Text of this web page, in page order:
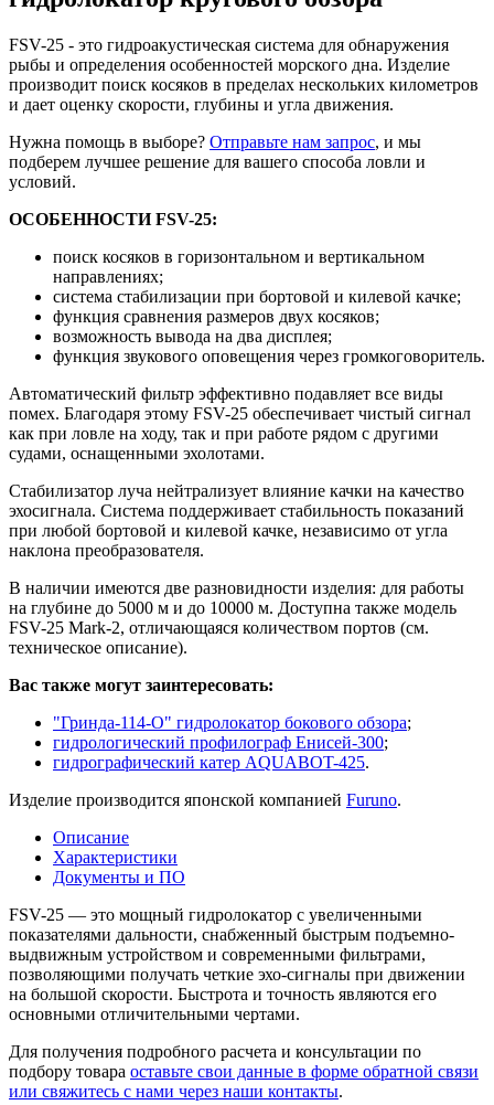
FSV-25 - это гидроакустическая система для обнаружения
рыбы и определения особенностей морского дна. Изделие
производит поиск косяков в пределах нескольких километров
и дает оценку скорости, глубины и угла движения.
Нужна помощь в выборе? Отправьте нам запрос, и мы
подберем лучшее решение для вашего способа ловли и
условий.
ОСОБЕННОСТИ FSV-25:
поиск косяков в горизонтальном и вертикальном
направлениях;
система стабилизации при бортовой и килевой качке;
функция сравнения размеров двух косяков;
возможность вывода на два дисплея;
функция звукового оповещения через громкоговоритель.
Автоматический фильтр эффективно подавляет все виды
помех. Благодаря этому FSV-25 обеспечивает чистый сигнал
как при ловле на ходу, так и при работе рядом с другими
судами, оснащенными эхолотами.
Стабилизатор луча нейтрализует влияние качки на качество
эхосигнала. Система поддерживает стабильность показаний
при любой бортовой и килевой качке, независимо от угла
наклона преобразователя.
В наличии имеются две разновидности изделия: для работы
на глубине до 5000 м и до 10000 м. Доступна также модель
FSV-25 Mark-2, отличающаяся количеством портов (см.
техническое описание).
Вас также могут заинтересовать:
"Гринда-114-О" гидролокатор бокового обзора;
гидрологический профилограф Енисей-300;
гидрографический катер AQUABOT-425.
Изделие производится японской компанией Furuno.
Описание
Характеристики
Документы и ПО
FSV-25 — это мощный гидролокатор с увеличенными
показателями дальности, снабженный быстрым подъемно-
выдвижным устройством и современными фильтрами,
позволяющими получать четкие эхо-сигналы при движении
на большой скорости. Быстрота и точность являются его
основными отличительными чертами.
Для получения подробного расчета и консультации по
подбору товара оставьте свои данные в форме обратной связи
или свяжитесь с нами через наши контакты.